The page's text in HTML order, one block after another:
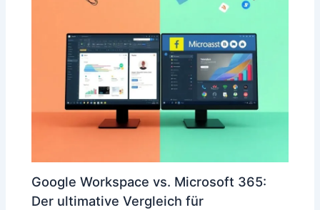
Google Workspace vs. Microsoft 365:
Der ultimative Vergleich für